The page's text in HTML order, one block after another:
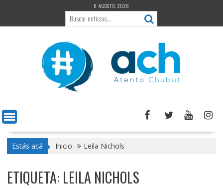
contenido
6 AGOSTO, 2026
Estás acá Inicio Leila Nichols
ETIQUETA: LEILA NICHOLS